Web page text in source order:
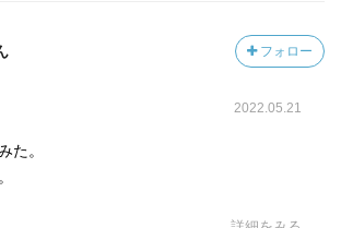
フォロー
2022.05.21
た。